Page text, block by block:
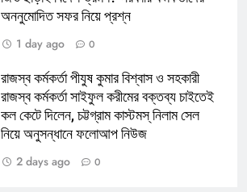
অননুমোদিত সফর নিয়ে প্রশ্ন
1 day ago
0
রাজস্ব কর্মকর্তা পীযুষ কুমার বিশ্বাস ও সহকারী
রাজস্ব কর্মকর্তা সাইফুল করীমের বক্তব্য চাইতেই
কল কেটে দিলেন, চট্টগ্রাম কাস্টমস্ নিলাম সেল
নিয়ে অনুসন্ধানে ফলোআপ নিউজ
2 days ago
0